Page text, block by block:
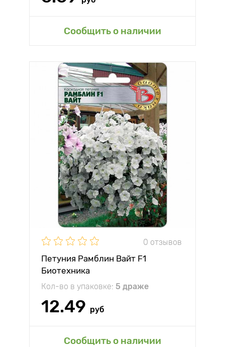
Сообщить о наличии
0 отзывов
Петуния Рамблин Вайт F1
Биотехника
Кол-во в упаковке: 5 драже
12.49 руб
Сообщить о наличии